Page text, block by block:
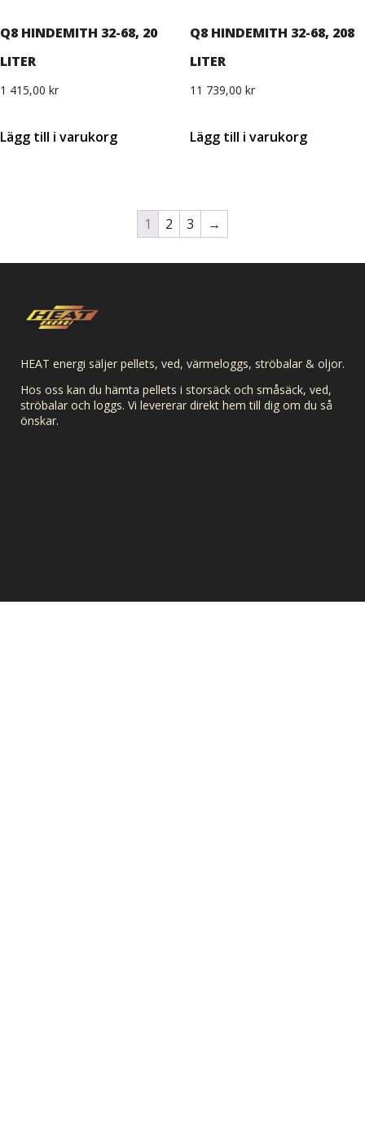
Q8 HINDEMITH 32-68, 20
LITER
1 415,00 kr
Lägg till i varukorg
Q8 HINDEMITH 32-68, 208
LITER
11 739,00 kr
Lägg till i varukorg
1 2 3 →
HEAT energi säljer pellets, ved, värmeloggs, ströbalar & oljor.
Hos oss kan du hämta pellets i storsäck och småsäck, ved,
ströbalar och loggs. Vi levererar direkt hem till dig om du så
önskar.